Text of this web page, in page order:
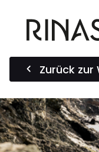
Zurück zur